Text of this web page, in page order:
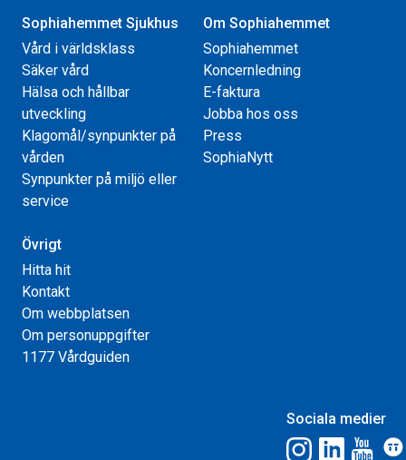
Sophiahemmet Sjukhus
Vård i världsklass
Säker vård
Hälsa och hållbar
utveckling
Klagomål/synpunkter på
vården
Synpunkter på miljö eller
service
Om Sophiahemmet
Sophiahemmet
Koncernledning
E-faktura
Jobba hos oss
Press
SophiaNytt
Övrigt
Hitta hit
Kontakt
Om webbplatsen
Om personuppgifter
1177 Vårdguiden
Sociala medier